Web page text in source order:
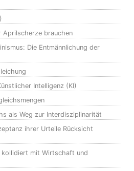
Aprilscherze brauchen
Die Entmännlichung der
Intelligenz (KI)
als Weg zur Interdisziplinarität
ihrer Urteile Rücksicht
kollidiert mit Wirtschaft und